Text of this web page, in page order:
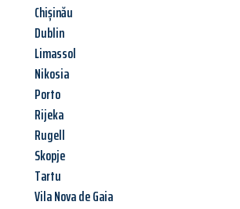
Chișinău
Dublin
Limassol
Nikosia
Porto
Rijeka
Rugell
Skopje
Tartu
Vila Nova de Gaia